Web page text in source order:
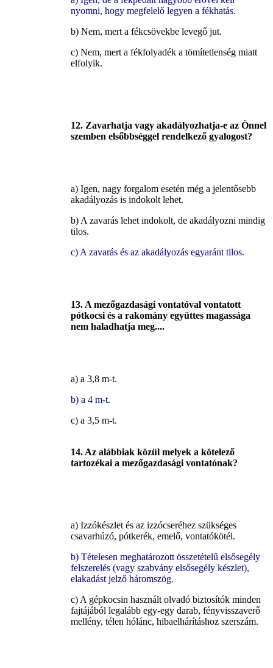
nyomni, hogy megfelelő legyen a fékhatás.
b) Nem, mert a fékcsövekbe levegő jut.
c) Nem, mert a fékfolyadék a tömítetlenség miatt
elfolyik.
12. Zavarhatja vagy akadályozhatja-e az Önnel
szemben elsőbbséggel rendelkező gyalogost?
a) Igen, nagy forgalom esetén még a jelentősebb
akadályozás is indokolt lehet.
b) A zavarás lehet indokolt, de akadályozni mindig
tilos.
c) A zavarás és az akadályozás egyaránt tilos.
13. A mezőgazdasági vontatóval vontatott
pótkocsi és a rakomány együttes magassága
nem haladhatja meg....
a) a 3,8 m-t.
b) a 4 m-t.
c) a 3,5 m-t.
14. Az alábbiak közül melyek a kötelező
tartozékai a mezőgazdasági vontatónak?
a) Izzókészlet és az izzócseréhez szükséges
csavarhúzó, pótkerék, emelő, vontatókötél.
b) Tételesen meghatározott összetételű elsősegély
felszerelés (vagy szabvány elsősegély készlet),
elakadást jelző háromszög.
c) A gépkocsin használt olvadó biztosítók minden
fajtájából legalább egy-egy darab, fényvisszaverő
mellény, télen hólánc, hibaelhárításhoz szerszám.